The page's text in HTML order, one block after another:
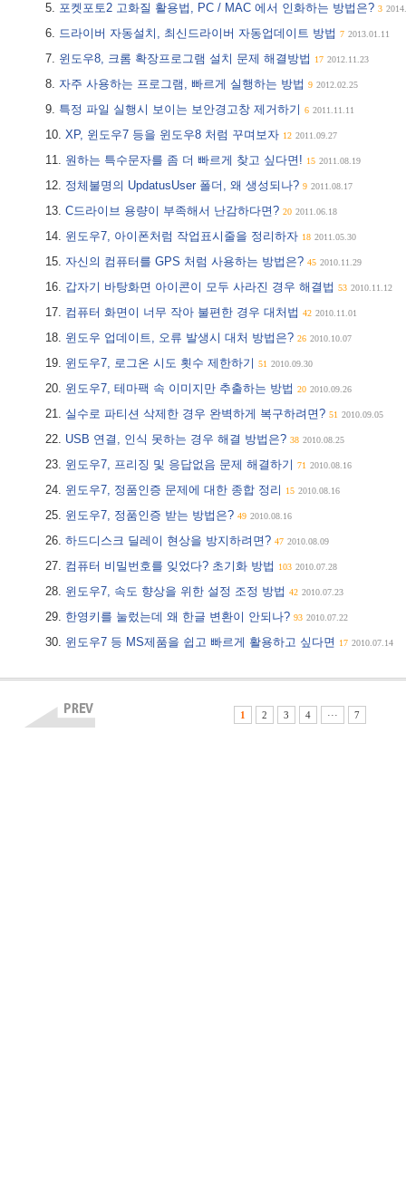
포켓포토2 고화질 활용법, PC / MAC 에서 인화하는 방법은? 3
드라이버 자동설치, 최신드라이버 자동업데이트 방법 7 2013.01.11
윈도우8, 크롬 확장프로그램 설치 문제 해결방법 17 2012.11.23
자주 사용하는 프로그램, 빠르게 실행하는 방법 9 2012.02.25
특정 파일 실행시 보이는 보안경고창 제거하기 6 2011.11.11
XP, 윈도우7 등을 윈도우8 처럼 꾸며보자 12 2011.09.27
원하는 특수문자를 좀 더 빠르게 찾고 싶다면! 15 2011.08.19
정체불명의 UpdatusUser 폴더, 왜 생성되나? 9 2011.08.17
C드라이브 용량이 부족해서 난감하다면? 20 2011.06.18
윈도우7, 아이폰처럼 작업표시줄을 정리하자 18 2011.05.30
자신의 컴퓨터를 GPS 처럼 사용하는 방법은? 45 2010.11.29
갑자기 바탕화면 아이콘이 모두 사라진 경우 해결법 53 2010.11.12
컴퓨터 화면이 너무 작아 불편한 경우 대처법 42 2010.11.01
윈도우 업데이트, 오류 발생시 대처 방법은? 26 2010.10.07
윈도우7, 로그온 시도 횟수 제한하기 51 2010.09.30
윈도우7, 테마팩 속 이미지만 추출하는 방법 20 2010.09.26
실수로 파티션 삭제한 경우 완벽하게 복구하려면? 51 2010.09.05
USB 연결, 인식 못하는 경우 해결 방법은? 38 2010.08.25
윈도우7, 프리징 및 응답없음 문제 해결하기 71 2010.08.16
윈도우7, 정품인증 문제에 대한 종합 정리 15 2010.08.16
윈도우7, 정품인증 받는 방법은? 49 2010.08.16
하드디스크 딜레이 현상을 방지하려면? 47 2010.08.09
컴퓨터 비밀번호를 잊었다? 초기화 방법 103 2010.07.28
윈도우7, 속도 향상을 위한 설정 조정 방법 42 2010.07.23
한영키를 눌렀는데 왜 한글 변환이 안되나? 93 2010.07.22
윈도우7 등 MS제품을 쉽고 빠르게 활용하고 싶다면 17 2010.07.14
1 2 3 4 ··· 7